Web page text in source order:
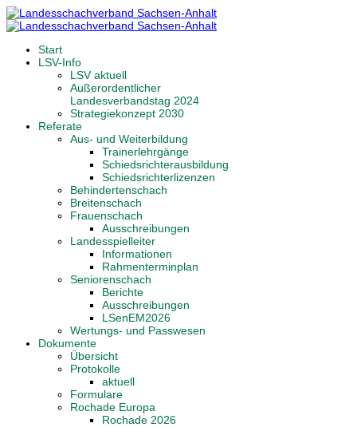
Start
LSV-Info
LSV aktuell
Außerordentlicher
Landesverbandstag 2024
Strategiekonzept 2030
Referate
Aus- und Weiterbildung
Trainerlehrgänge
Schiedsrichterausbildung
Schiedsrichterlizenzen
Behindertenschach
Breitenschach
Frauenschach
Ausschreibungen
Landesspielleiter
Informationen
Rahmenterminplan
Seniorenschach
Berichte
Ausschreibungen
LSenEM2026
Wertungs- und Passwesen
Dokumente
Übersicht
Protokolle
aktuell
Formulare
Rochade Europa
Rochade 2026